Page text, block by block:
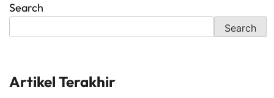
Search
Search
Artikel Terakhir